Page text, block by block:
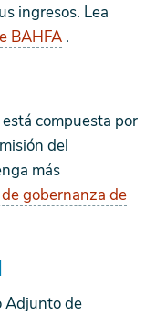
ingresos. Lea
BAHFA .
compuesta por
del
más
gobernanza de
Adjunto de